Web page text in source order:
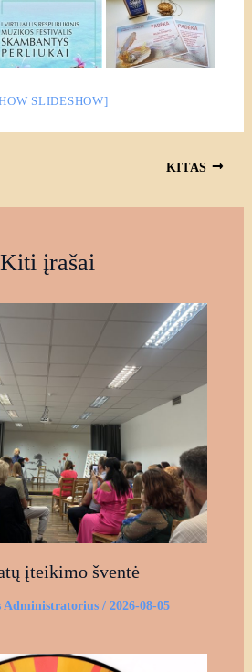
SLIDESHOW]
KITAS
Kiti įrašai
įteikimo šventė
Administratorius / 2026-08-05